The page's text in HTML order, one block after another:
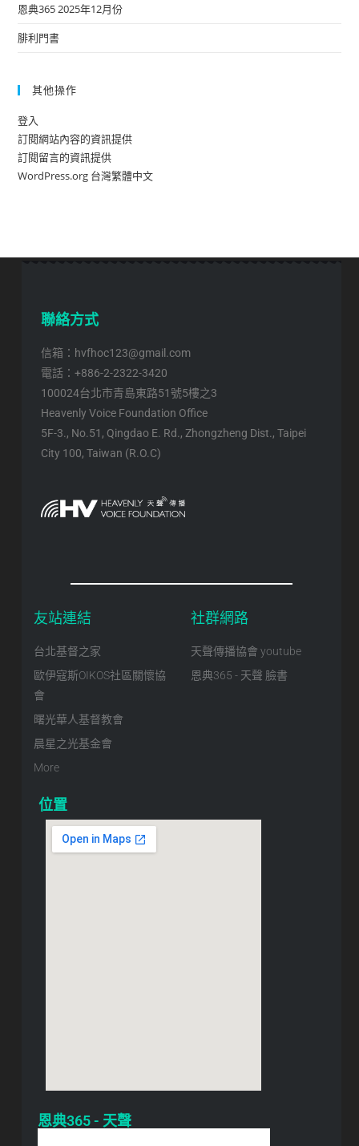
恩典365 2025年12月份
腓利門書
其他操作
登入
訂閱網站內容的資訊提供
訂閱留言的資訊提供
WordPress.org 台灣繁體中文
聯絡方式
信箱：hvfhoc123@gmail.com
電話：+886-2-2322-3420
100024台北市青島東路51號5樓之3
Heavenly Voice Foundation Office
5F-3., No.51, Qingdao E. Rd., Zhongzheng Dist., Taipei
City 100, Taiwan (R.O.C)
友站連結
台北基督之家
歐伊寇斯OIKOS社區關懷協
會
曙光華人基督教會
晨星之光基金會
More
社群網路
天聲傳播協會 youtube
恩典365 - 天聲 臉書
位置
恩典365 - 天聲